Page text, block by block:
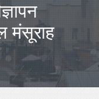
मंसूराह